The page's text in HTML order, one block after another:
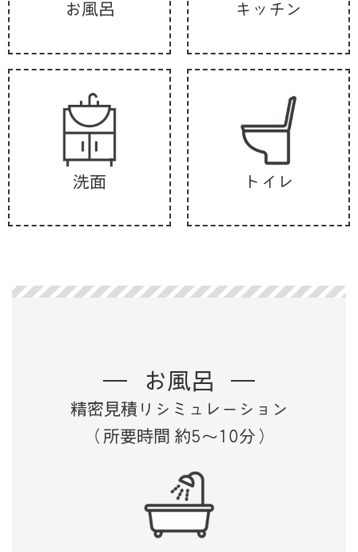
お風呂 キッチン
洗面 トイレ
お風呂
精密見積りシミュレーション
（所要時間 約5～10分）